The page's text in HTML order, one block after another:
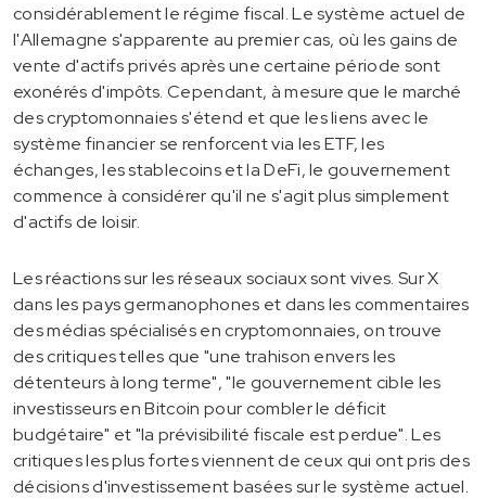
considérablement le régime fiscal. Le système actuel de
l'Allemagne s'apparente au premier cas, où les gains de
vente d'actifs privés après une certaine période sont
exonérés d'impôts. Cependant, à mesure que le marché
des cryptomonnaies s'étend et que les liens avec le
système financier se renforcent via les ETF, les
échanges, les stablecoins et la DeFi, le gouvernement
commence à considérer qu'il ne s'agit plus simplement
d'actifs de loisir.
Les réactions sur les réseaux sociaux sont vives. Sur X
dans les pays germanophones et dans les commentaires
des médias spécialisés en cryptomonnaies, on trouve
des critiques telles que "une trahison envers les
détenteurs à long terme", "le gouvernement cible les
investisseurs en Bitcoin pour combler le déficit
budgétaire" et "la prévisibilité fiscale est perdue". Les
critiques les plus fortes viennent de ceux qui ont pris des
décisions d'investissement basées sur le système actuel.